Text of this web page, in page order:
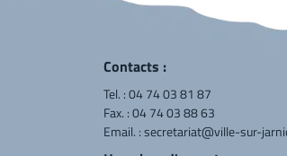
Contacts :
Tel. :04 74 03 81 87
Fax. : 04 74 03 88 63
Email. :secretariat@ville-sur-